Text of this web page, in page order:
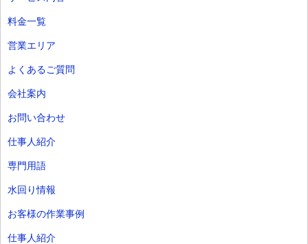
料金一覧
営業エリア
よくあるご質問
会社案内
お問い合わせ
仕事人紹介
専門用語
水回り情報
お客様の作業事例
仕事人紹介